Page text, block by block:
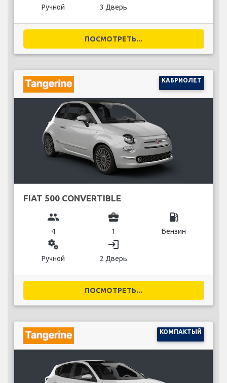
Ручной 3 Дверь
ПОСМОТРЕТЬ...
КАБРИОЛЕТ
FIAT 500 CONVERTIBLE
group
4
business_center
1
local_gas_station
Бензин
miscellaneous_services
Ручной
login
2 Дверь
ПОСМОТРЕТЬ...
КОМПАКТЫЙ